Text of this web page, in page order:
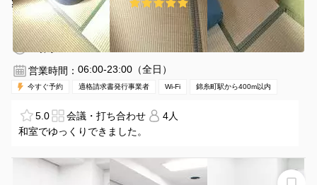
¥880 〜 ¥1100 /時間 5.0
(1件)
錦糸町駅 徒歩2分
東京都墨田区錦糸3-5-10
1〜6名
1時間〜
営業時間： 06:00-23:00（全日）
今すぐ予約 適格請求書発行事業者 Wi-Fi 錦糸町駅から400m以内
5.0 会議・打ち合わせ
4人
和室でゆっくりできました。
【ROOMs第5会議室】【6名会議室】錦糸町駅4分｜面